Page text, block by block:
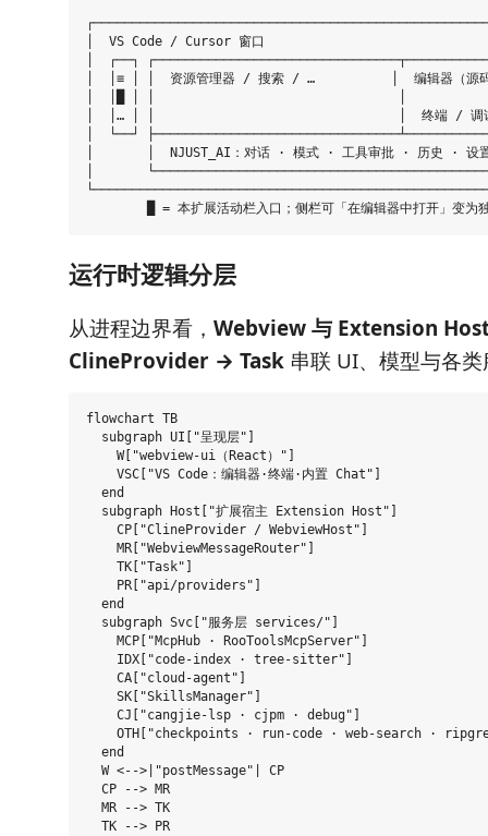
│  VS Code / Cursor 窗口
│  ┌──┐
│  │≡ │ │  资源管理器 / 搜索 / …          │  编辑器（
│  │… │ │                                │  终端 / 调
│  └──┘
│       │  NJUST_AI：对话 · 模式 · 工具审批 · 历史 · 设
│
运行时逻辑分层
从进程边界看， Webview 与 Extension
ClineProvider → Task 串联 UI、模型与各
flowchart TB
  subgraph UI["呈现层"]
    W["webview-ui（React）"]
    VSC["VS Code：编辑器·终端·内置 Chat"]
  end
  subgraph Host["扩展宿主 Extension Host"]
    CP["ClineProvider / WebviewHost"]
    MR["WebviewMessageRouter"]
    TK["Task"]
    PR["api/providers"]
  end
  subgraph Svc["服务层 services/"]
    MCP["McpHub · RooToolsMcpServer"]
    IDX["code-index · tree-sitter"]
    CA["cloud-agent"]
    SK["SkillsManager"]
    CJ["cangjie-lsp · cjpm · debug"]
OTH["checkpoints · run-code · web-search ·
  end
  W <-->|"postMessage"| CP
  CP --> MR
  MR --> TK
  TK --> PR